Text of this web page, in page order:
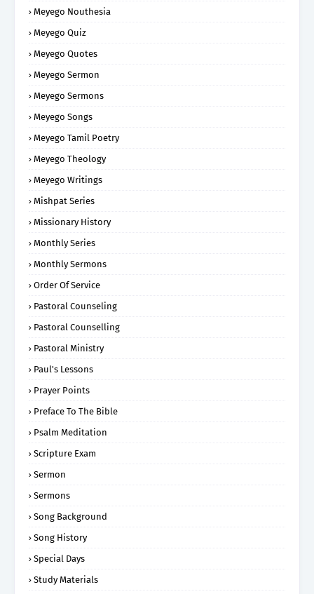
Meyego Nouthesia
Meyego Quiz
Meyego Quotes
Meyego Sermon
Meyego Sermons
Meyego Songs
Meyego Tamil Poetry
Meyego Theology
Meyego Writings
Mishpat Series
Missionary History
Monthly Series
Monthly Sermons
Order Of Service
Pastoral Counseling
Pastoral Counselling
Pastoral Ministry
Paul's Lessons
Prayer Points
Preface To The Bible
Psalm Meditation
Scripture Exam
Sermon
Sermons
Song Background
Song History
Special Days
Study Materials